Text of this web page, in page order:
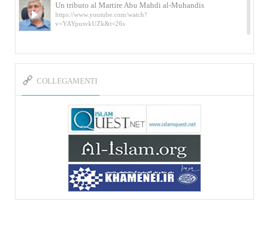
Un tributo al Martire Abu Mahdi al-Muhandis
https://www.youtube.com/watch?
v=YAYpusvkUZk&t=26s
L’Abluzione rituale (wudu) secondo l’Imam Alì
e l’Imam Khomeini
della figlia di un martire
https://www.youtube.com/watch?
v=-5nPSxbf9l0&t=103s
Sheykh Abbas Di Palma sui martiri Qassem
Soleimani e Abu Mahdi Al-Muhandis
https://youtu.be/Y6SIP2PIht4 Video del discorso tenuto
dallo Sheykh Abbas Di Palma in ...
COLLEGAMENTI